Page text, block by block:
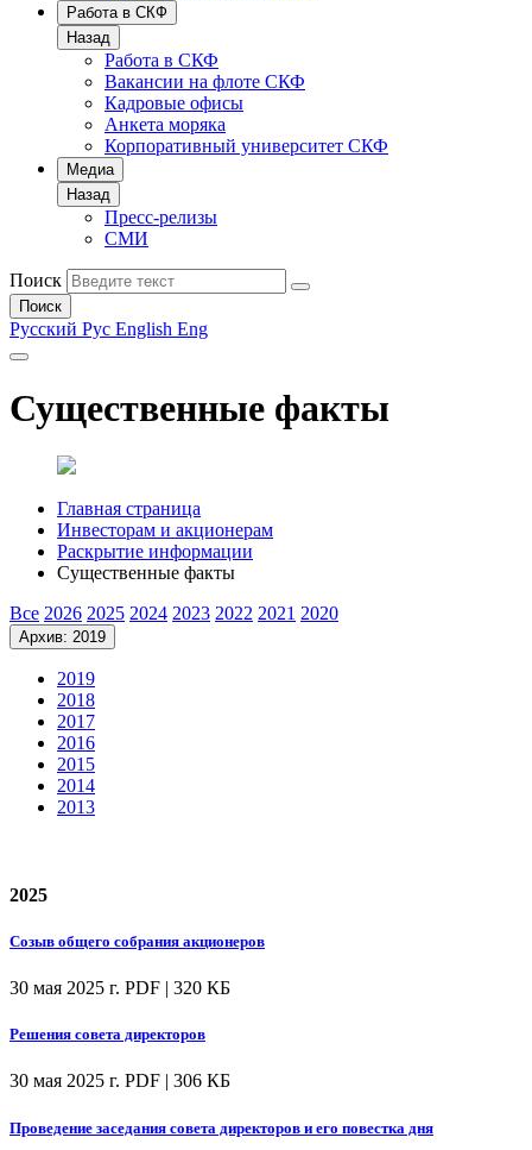
Работа в СКФ
Назад
Работа в СКФ
Вакансии на флоте СКФ
Кадровые офисы
Анкета моряка
Корпоративный университет СКФ
Медиа
Назад
Пресс-релизы
СМИ
Поиск
Поиск
Русский Рус English Eng
Существенные факты
Главная страница
Инвесторам и акционерам
Раскрытие информации
Существенные факты
Все 2026 2025 2024 2023 2022 2021 2020
Архив: 2019
2019
2018
2017
2016
2015
2014
2013
2025
Созыв общего собрания акционеров
30 мая 2025 г. PDF | 320 КБ
Решения совета директоров
30 мая 2025 г. PDF | 306 КБ
Проведение заседания совета директоров и его повестка дня